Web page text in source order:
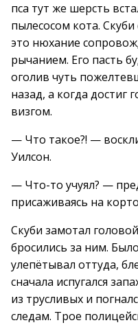
пса тут же шерсть
пылесосом кота.
это нюхание
рычанием. Его пасть
оголив чуть
назад, а когда достиг
визгом.
— Что такое?! —
Уилсон.
— Что-то учуял? —
присаживаясь на
Скуби замотал
бросились за ним.
улепётывал оттуда,
сначала испугался
из трусливых и
следам. Трое